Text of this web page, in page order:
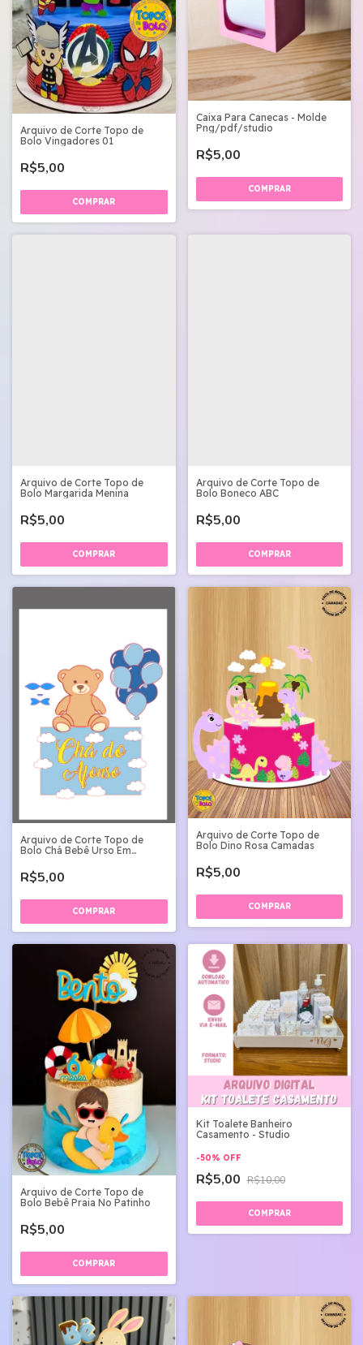
Arquivo de Corte Topo de
Bolo Vingadores 01
R$5,00
Caixa Para Canecas - Molde
Png/pdf/studio
R$5,00
Arquivo de Corte Topo de
Bolo Margarida Menina
R$5,00
Arquivo de Corte Topo de
Bolo Boneco ABC
R$5,00
Arquivo de Corte Topo de
Bolo Chá Bebê Urso Em
R$5,00
Arquivo de Corte Topo de
Bolo Dino Rosa Camadas
R$5,00
Arquivo de Corte Topo de
Bolo Bebê Praia No Patinho
R$5,00
Kit Toalete Banheiro
Casamento - Studio
-50% OFF
R$5,00 R$10,00